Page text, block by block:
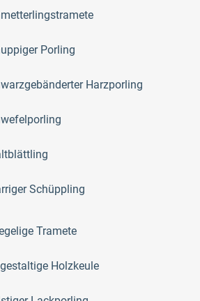
Porling
Harzporling
Schüppling
Tramete
Holzkeule